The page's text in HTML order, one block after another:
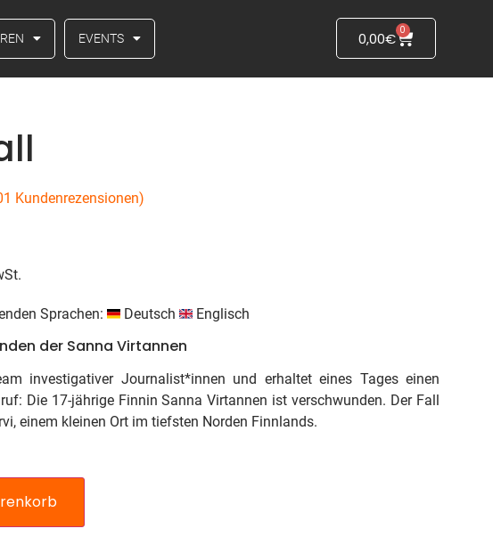
EVENTS 0,00€ 0
Kundenrezensionen)
Sprachen: Deutsch Englisch
der Sanna Virtannen
investigativer Journalist*innen und erhaltet eines Tages einen
Die 17-jährige Finnin Sanna Virtannen ist verschwunden. Der Fall
einem kleinen Ort im tiefsten Norden Finnlands.